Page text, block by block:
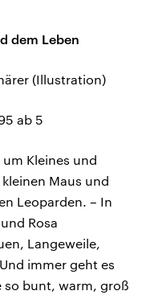
dem Leben
(Illustration)
ab 5
Kleines und
Maus und
Leoparden. – In
Rosa
Langeweile,
immer geht es
so bunt, warm, groß